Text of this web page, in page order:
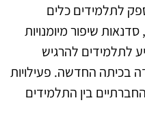
לתלמידים כלים
שיפור מיומנויות
לתלמידים להרגיש
בכיתה החדשה. פעילויות
בין התלמידים